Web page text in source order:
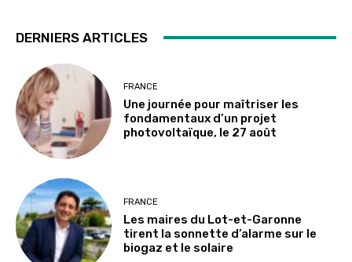
DERNIERS ARTICLES
FRANCE
Une journée pour maîtriser les
fondamentaux d’un projet
photovoltaïque, le 27 août
FRANCE
Les maires du Lot-et-Garonne
tirent la sonnette d’alarme sur le
biogaz et le solaire